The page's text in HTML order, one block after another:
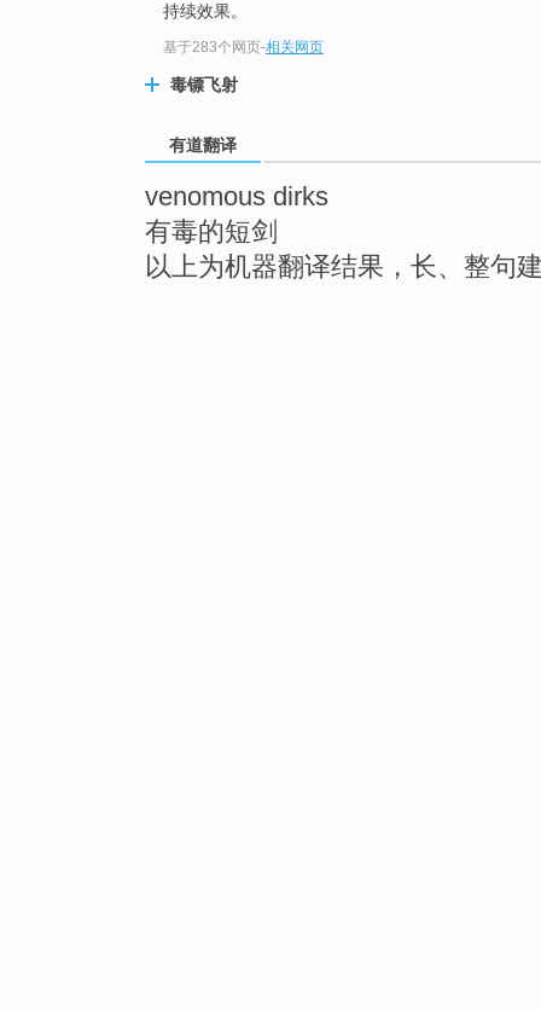
持续效果。
基于283个网页-相关网页
毒镖飞射
有道翻译
venomous dirks
有毒的短剑
以上为机器翻译结果，长、整句